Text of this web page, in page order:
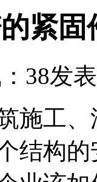
紧固
38发
施工
结构